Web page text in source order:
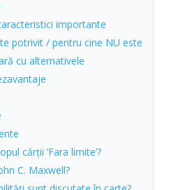
importante
potrivit / pentru cine NU este
cu alternativele
cărții ‘Fara limite’?
C. Maxwell?